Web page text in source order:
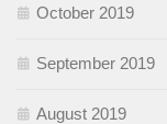
October 2019
September 2019
August 2019